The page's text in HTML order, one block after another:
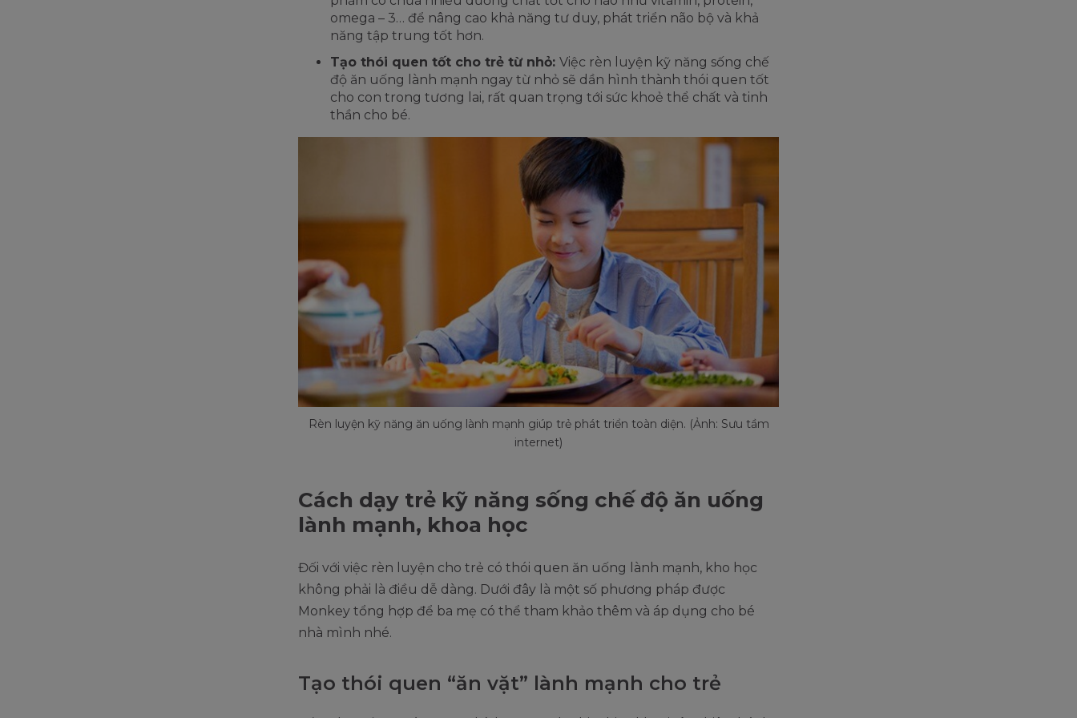
omega – 3… để nâng cao khả năng tư duy, phát triển não bộ và khả
năng tập trung tốt hơn.
Tạo thói quen tốt cho trẻ từ nhỏ: Việc rèn luyện kỹ năng sống chế
độ ăn uống lành mạnh ngay từ nhỏ sẽ dần hình thành thói quen tốt
cho con trong tương lai, rất quan trọng tới sức khoẻ thể chất và tinh
thần cho bé.
Rèn luyện kỹ năng ăn uống lành mạnh giúp trẻ phát triển toàn diện. (Ảnh: Sưu tầm
internet)
Cách dạy trẻ kỹ năng sống chế độ ăn uống
lành mạnh, khoa học
Đối với việc rèn luyện cho trẻ có thói quen ăn uống lành mạnh, kho học
không phải là điều dễ dàng. Dưới đây là một số phương pháp được
Monkey tổng hợp để ba mẹ có thể tham khảo thêm và áp dụng cho bé
nhà mình nhé.
Tạo thói quen “ăn vặt” lành mạnh cho trẻ